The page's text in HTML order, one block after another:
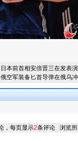
日本前首相安倍晋三在发表
俄空军装备匕首导弹在俄乌
，每页显示2条评论 浏览